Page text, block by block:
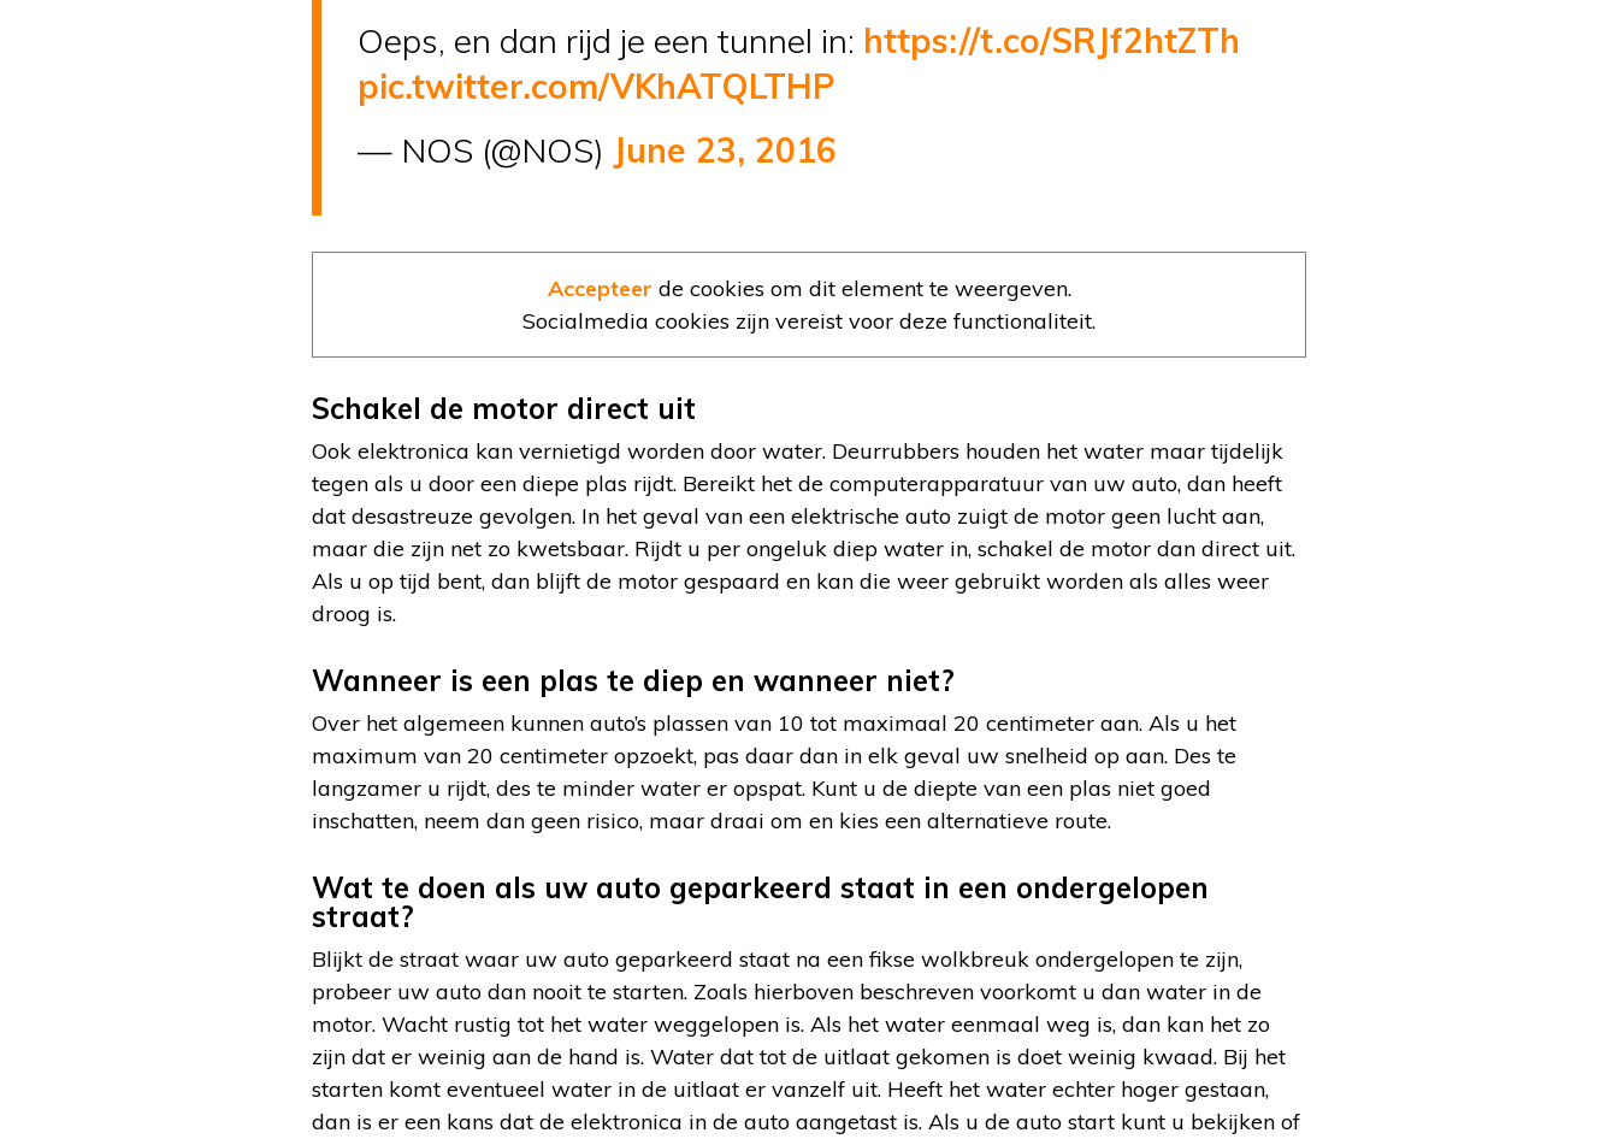
Oeps, en dan rijd je een tunnel in: https://t.co/SRJf2htZTh
pic.twitter.com/VKhATQLTHP
— NOS (@NOS) June 23, 2016
Accepteer de cookies om dit element te weergeven.
Socialmedia cookies zijn vereist voor deze functionaliteit.
Schakel de motor direct uit
Ook elektronica kan vernietigd worden door water. Deurrubbers houden het water maar tijdelijk
tegen als u door een diepe plas rijdt. Bereikt het de computerapparatuur van uw auto, dan heeft
dat desastreuze gevolgen. In het geval van een elektrische auto zuigt de motor geen lucht aan,
maar die zijn net zo kwetsbaar. Rijdt u per ongeluk diep water in, schakel de motor dan direct uit.
Als u op tijd bent, dan blijft de motor gespaard en kan die weer gebruikt worden als alles weer
droog is.
Wanneer is een plas te diep en wanneer niet?
Over het algemeen kunnen auto’s plassen van 10 tot maximaal 20 centimeter aan. Als u het
maximum van 20 centimeter opzoekt, pas daar dan in elk geval uw snelheid op aan. Des te
langzamer u rijdt, des te minder water er opspat. Kunt u de diepte van een plas niet goed
inschatten, neem dan geen risico, maar draai om en kies een alternatieve route.
Wat te doen als uw auto geparkeerd staat in een ondergelopen
straat?
Blijkt de straat waar uw auto geparkeerd staat na een fikse wolkbreuk ondergelopen te zijn,
probeer uw auto dan nooit te starten. Zoals hierboven beschreven voorkomt u dan water in de
motor. Wacht rustig tot het water weggelopen is. Als het water eenmaal weg is, dan kan het zo
zijn dat er weinig aan de hand is. Water dat tot de uitlaat gekomen is doet weinig kwaad. Bij het
starten komt eventueel water in de uitlaat er vanzelf uit. Heeft het water echter hoger gestaan,
dan is er een kans dat de elektronica in de auto aangetast is. Als u de auto start kunt u bekijken of